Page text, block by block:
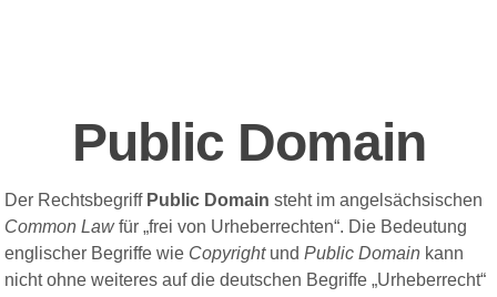
Public Domain
Der Rechtsbegriff Public Domainsteht im angelsächsischen
Common Lawfür „frei von Urheberrechten“. Die Bedeutung
englischer Begriffe wie CopyrightundPublic Domain kann
nicht ohne weiteres auf die deutschen Begriffe „Urheberrecht“